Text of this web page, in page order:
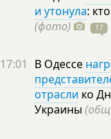
и утонула:
(фото)
17
17:01 В Одессе
отрасли ко
Украины